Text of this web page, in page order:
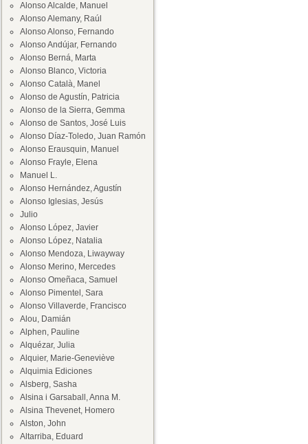
Alonso Alcalde, Manuel
Alonso Alemany, Raúl
Alonso Alonso, Fernando
Alonso Andújar, Fernando
Alonso Berná, Marta
Alonso Blanco, Victoria
Alonso Català, Manel
Alonso de Agustín, Patricia
Alonso de la Sierra, Gemma
Alonso de Santos, José Luis
Alonso Díaz-Toledo, Juan Ramón
Alonso Erausquin, Manuel
Alonso Frayle, Elena
Manuel L.
Alonso Hernández, Agustín
Alonso Iglesias, Jesús
Julio
Alonso López, Javier
Alonso López, Natalia
Alonso Mendoza, Liwayway
Alonso Merino, Mercedes
Alonso Omeñaca, Samuel
Alonso Pimentel, Sara
Alonso Villaverde, Francisco
Alou, Damián
Alphen, Pauline
Alquézar, Julia
Alquier, Marie-Geneviève
Alquimia Ediciones
Alsberg, Sasha
Alsina i Garsaball, Anna M.
Alsina Thevenet, Homero
Alston, John
Altarriba, Eduard